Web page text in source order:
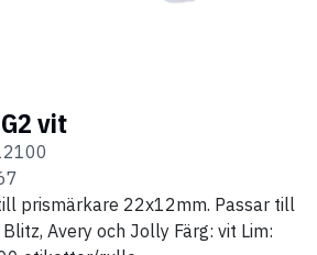
vit
prismärkare 22x12mm. Passar till
Avery och Jolly Färg: vit Lim: